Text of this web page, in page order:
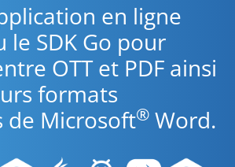
en ligne
le SDK Go pour
OTT et PDF ainsi
formats
de Microsoft® Word.